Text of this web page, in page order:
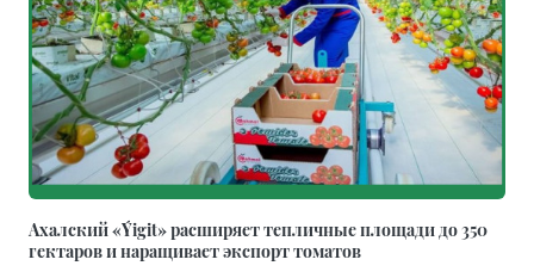
Ахалский «Ýigit» расширяет тепличные площади до 350
гектаров и наращивает экспорт томатов